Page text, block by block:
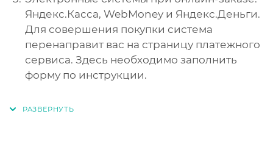
Яндекс.Касса, WebMoney и Яндекс.Деньги.
Для совершения покупки система
перенаправит вас на страницу платежного
сервиса. Здесь необходимо заполнить
форму по инструкции.